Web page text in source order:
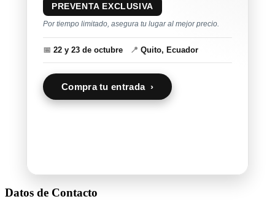
PREVENTA EXCLUSIVA
Por tiempo limitado, asegura tu lugar al mejor precio.
📅 22 y 23 de octubre 📍 Quito, Ecuador
Compra tu entrada ›
Datos de Contacto